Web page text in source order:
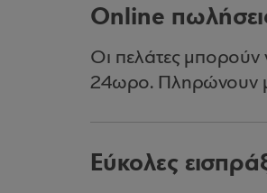
Online
Οι πελάτες μπορούν
24ωρο. Πληρώνουν
Εύκολες